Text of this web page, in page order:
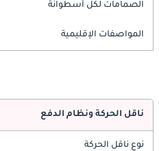
الصمامات لكل أسطوانة
المواصفات الإقليمية
ناقل الحركة ونظام الدفع
نوع ناقل الحركة